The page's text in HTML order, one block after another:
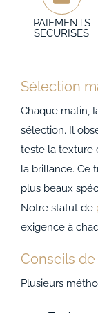
PAIEMENTS
SECURISES
Sélection
Chaque matin,
sélection. Il
teste la texture
la brillance. Ce
plus beaux
Notre statut de
exigence à
Conseils
Plusieurs